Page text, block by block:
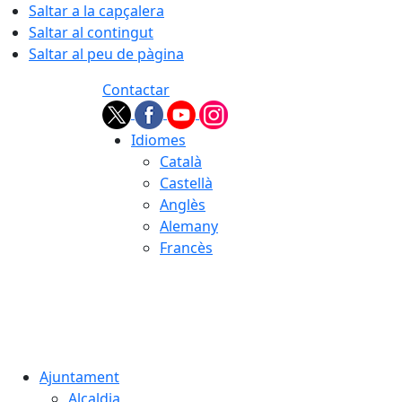
Saltar a la capçalera
Saltar al contingut
Saltar al peu de pàgina
Contactar
Idiomes
Català
Castellà
Anglès
Alemany
Francès
Ajuntament